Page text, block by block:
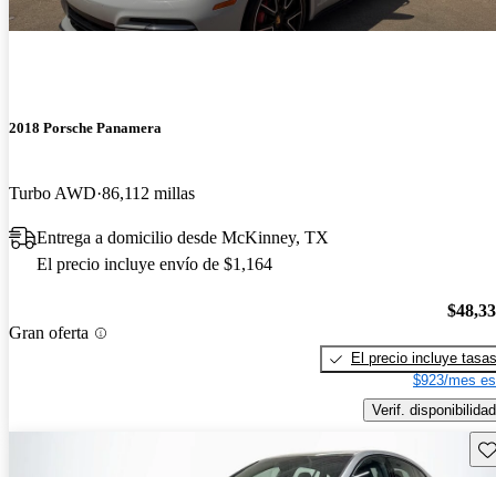
2018 Porsche Panamera
Turbo AWD 86,112 millas
Entrega a domicilio desde McKinney, TX
El precio incluye envío de $1,164
Gran oferta
El precio incluye tasas
$923/mes
Verif. disponibilidad